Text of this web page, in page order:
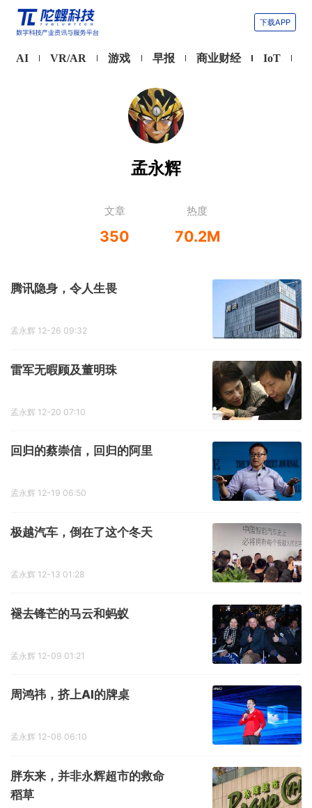
下载APP
AI VR/AR 游戏 早报 商业财经 IoT
孟永辉
文章
350
热度
70.2M
腾讯隐身，令人生畏
孟永辉 12-26 09:32
雷军无暇顾及董明珠
孟永辉 12-20 07:10
回归的蔡崇信，回归的阿里
孟永辉 12-19 06:50
极越汽车，倒在了这个冬天
孟永辉 12-13 01:28
褪去锋芒的马云和蚂蚁
孟永辉 12-09 01:21
周鸿祎，挤上AI的牌桌
孟永辉 12-06 06:10
胖东来，并非永辉超市的救命
稻草